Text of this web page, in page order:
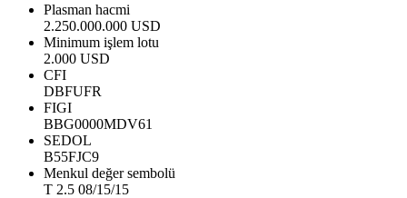
Plasman hacmi
2.250.000.000 USD
Minimum işlem lotu
2.000 USD
CFI
DBFUFR
FIGI
BBG0000MDV61
SEDOL
B55FJC9
Menkul değer sembolü
T 2.5 08/15/15